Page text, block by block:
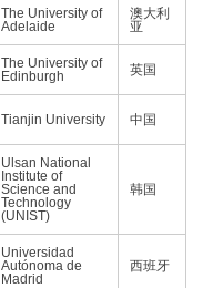
The University of
Adelaide
澳大利
亚
The University of
Edinburgh
英国
Tianjin University 中国
Ulsan National
Institute of
Science and
Technology
(UNIST)
韩国
Universidad
Autónoma de
Madrid
西班牙